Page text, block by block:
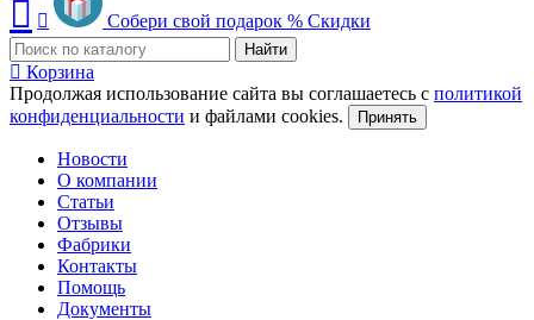
Собери свой подарок % Скидки
Найти
Корзина
Продолжая использование сайта вы соглашаетесь с политикой
конфиденциальности и файлами cookies. Принять
Новости
О компании
Статьи
Отзывы
Фабрики
Контакты
Помощь
Документы